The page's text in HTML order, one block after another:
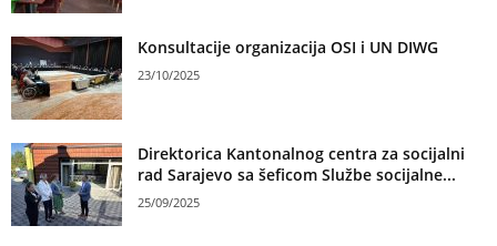
Konsultacije organizacija OSI i UN DIWG
23/10/2025
Direktorica Kantonalnog centra za socijalni
rad Sarajevo sa šeficom Službe socijalne...
25/09/2025